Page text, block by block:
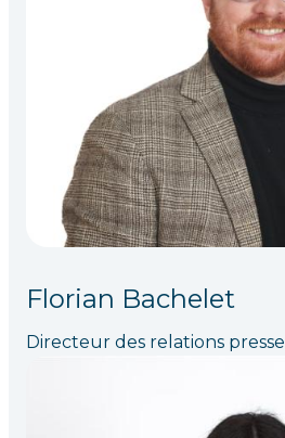
Florian Bachelet
Directeur des relations presse